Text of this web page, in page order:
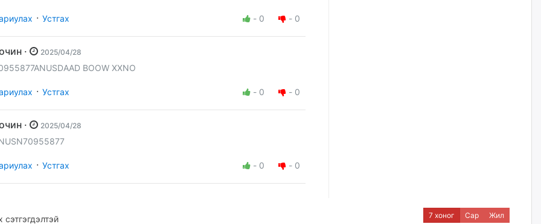
· Устгах - 0 - 0
Зочин · 2025/04/28
BOOW XXNO
· Устгах - 0 - 0
Зочин · 2025/04/28
· Устгах - 0 - 0
Шатахууны хомсдолоос
7 хоног Сар Жил